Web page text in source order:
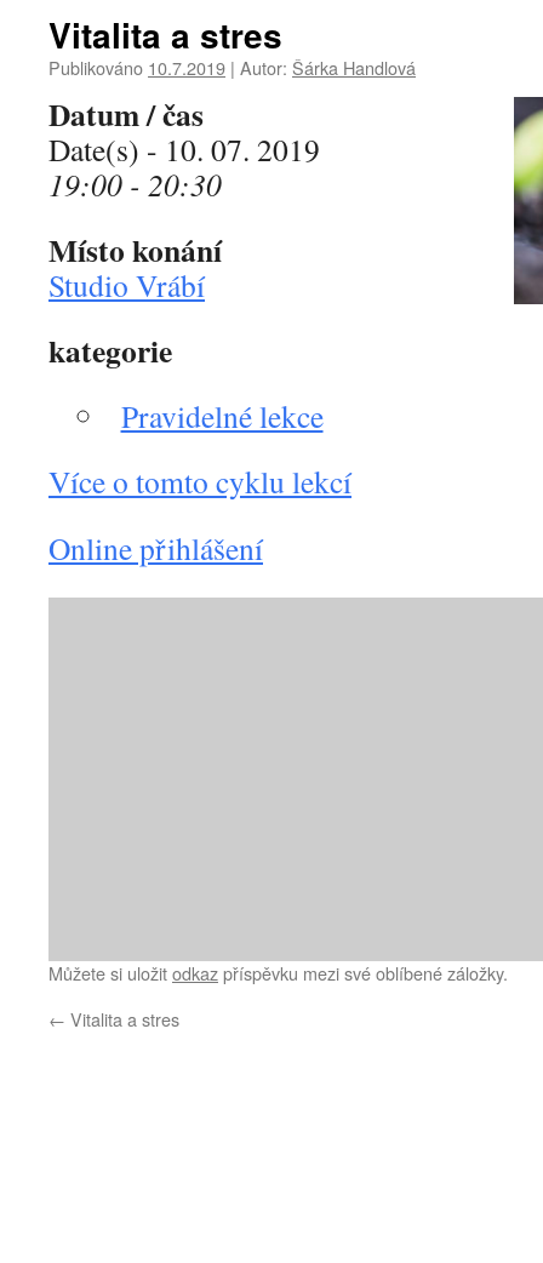
Vitalita a stres
Publikováno 10.7.2019 | Autor: Šárka Handlová
Datum / čas
Date(s) - 10. 07. 2019
19:00 - 20:30
Místo konání
Studio Vrábí
kategorie
Pravidelné lekce
Více o tomto cyklu lekcí
Online přihlášení
Můžete si uložitodkazpříspěvku mezi své oblíbené záložky.
← Vitalita a stres